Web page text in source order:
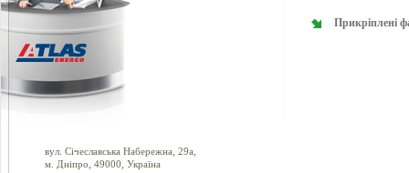
Прикріплені
вул. Січеславська Набережна, 29а,
м. Дніпро, 49000, Україна